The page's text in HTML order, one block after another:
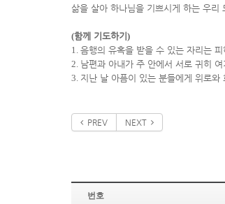
삶을 살아 하나님을 기쁘시게 하는 우리
(함께 기도하기 )
1. 음행의 유혹을 받을 수 있는 자리는 피
2. 남편과 아내가 주 안에서 서로 귀히 여
3. 지난 날 아픔이 있는 분들에게 위로와
PREV NEXT
번호